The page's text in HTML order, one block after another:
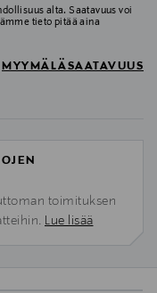
alta. Saatavuus voi
tieto pitää aina
MYYMÄLÄSAATAVUUS
toimituksen
Lue lisää